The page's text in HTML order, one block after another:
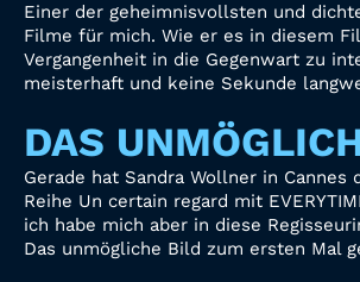
Einer der geheimnisvollsten und
Filme für mich. Wie er es in diesem
Vergangenheit in die Gegenwart zu
meisterhaft und keine Sekunde
DAS
Gerade hat Sandra Wollner in Cannes
Reihe Un certain regard mit
ich habe mich aber in diese
Das unmögliche Bild zum ersten Mal